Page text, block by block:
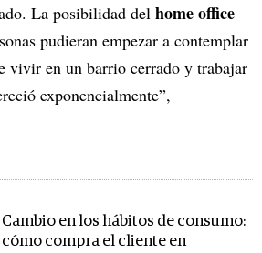
La posibilidad del home office
pudieran empezar a contemplar
vivir en un barrio cerrado y trabajar
exponencialmente”,
Cambio en los hábitos de consumo:
cómo compra el cliente en